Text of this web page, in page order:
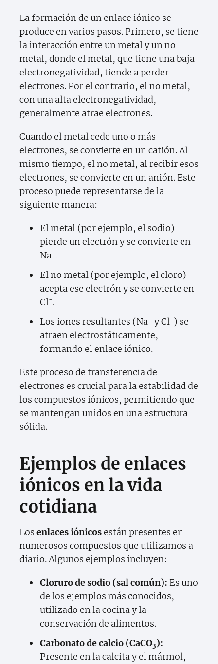
La formación de un enlace iónico se
produce en varios pasos. Primero, se tiene
la interacción entre un metal y un no
metal, donde el metal, que tiene una baja
electronegatividad, tiende a perder
electrones. Por el contrario, el no metal,
con una alta electronegatividad,
generalmente atrae electrones.
Cuando el metal cede uno o más
electrones, se convierte en un catión. Al
mismo tiempo, el no metal, al recibir esos
electrones, se convierte en un anión. Este
proceso puede representarse de la
siguiente manera:
El metal (por ejemplo, el sodio)
pierde un electrón y se convierte en
Na+.
El no metal (por ejemplo, el cloro)
acepta ese electrón y se convierte en
Cl-.
Los iones resultantes (Na+ y Cl-) se
atraen electrostáticamente,
formando el enlace iónico.
Este proceso de transferencia de
electrones es crucial para la estabilidad de
los compuestos iónicos, permitiendo que
se mantengan unidos en una estructura
sólida.
Ejemplos de enlaces
iónicos en la vida
cotidiana
Los enlaces iónicosestán presentes en
numerosos compuestos que utilizamos a
diario. Algunos ejemplos incluyen:
Cloruro de sodio (sal común): Es uno
de los ejemplos más conocidos,
utilizado en la cocina y la
conservación de alimentos.
Carbonato de calcio (CaCO3):
Presente en la calcita y el mármol,